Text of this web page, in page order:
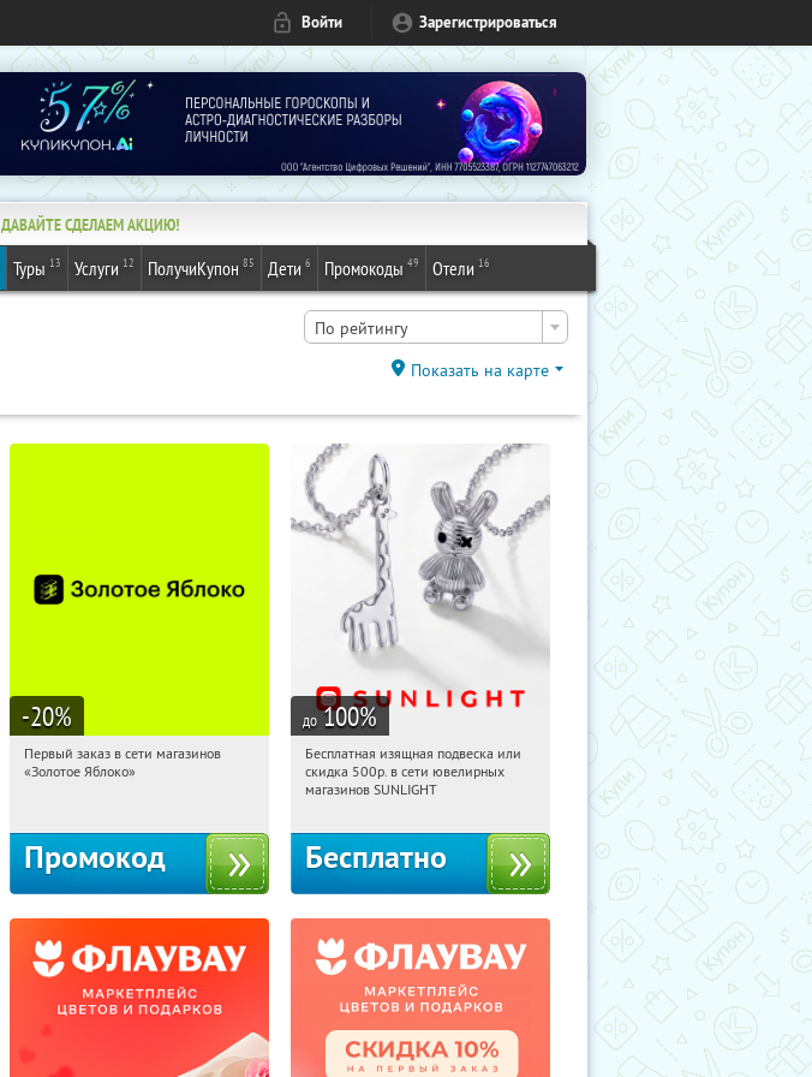
Войти Зарегистрироваться
ДАВАЙТЕ СДЕЛАЕМ АКЦИЮ!
Туры 13 Услуги 12 ПолучиКупон 85 Дети 6 Промокоды 49 Отели 16
По рейтингу
Показать на карте
-20%
16:13:23
Получи первым!
Первый заказ в сети магазинов
«Золотое Яблоко»
Промокод
до 100%
16:13:23 Получили:
Россия
Бесплатная изящная подвеска или
скидка 500р. в сети ювелирных
магазинов SUNLIGHT
Бесплатно